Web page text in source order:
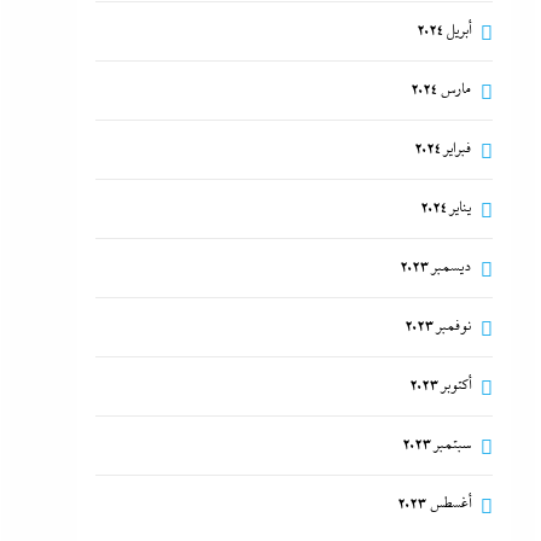
أبريل 2024
مارس 2024
فبراير 2024
يناير 2024
ديسمبر 2023
نوفمبر 2023
أكتوبر 2023
سبتمبر 2023
أغسطس 2023